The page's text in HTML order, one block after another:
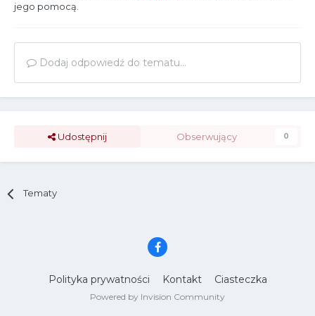
jego pomocą.
Dodaj odpowiedź do tematu...
Udostępnij Obserwujący 0
Tematy
Polityka prywatności Kontakt Ciasteczka
Powered by Invision Community